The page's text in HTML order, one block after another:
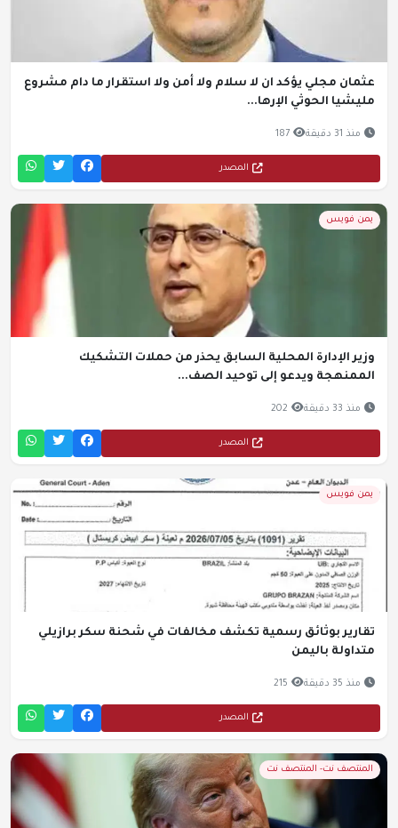
عثمان مجلي يؤكد ان لا سلام ولا أمن ولا استقرار ما دام مشروع
مليشيا الحوثي الإرها...
منذ 31 دقيقة 187
المصدر
يمن فويس
وزير الإدارة المحلية السابق يحذر من حملات التشكيك
الممنهجة ويدعو إلى توحيد الصف...
منذ 33 دقيقة 202
المصدر
يمن فويس
تقارير بوثائق رسمية تكشف مخالفات في شحنة سكر برازيلي
متداولة باليمن
منذ 35 دقيقة 215
المصدر
المنتصف نت- المنتصف نت